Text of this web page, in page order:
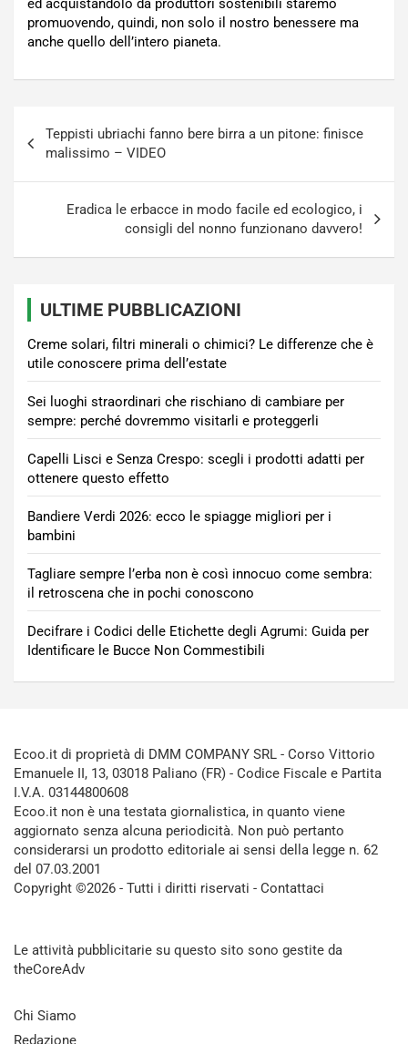
ed acquistandolo da produttori sostenibili staremo
promuovendo, quindi, non solo il nostro benessere ma
anche quello dell’intero pianeta.
articoli
Teppisti ubriachi fanno bere birra a un pitone: finisce
malissimo – VIDEO
Eradica le erbacce in modo facile ed ecologico, i
consigli del nonno funzionano davvero!
ULTIME PUBBLICAZIONI
Creme solari, filtri minerali o chimici? Le differenze che è
utile conoscere prima dell’estate
Sei luoghi straordinari che rischiano di cambiare per
sempre: perché dovremmo visitarli e proteggerli
Capelli Lisci e Senza Crespo: scegli i prodotti adatti per
ottenere questo effetto
Bandiere Verdi 2026: ecco le spiagge migliori per i
bambini
Tagliare sempre l’erba non è così innocuo come sembra:
il retroscena che in pochi conoscono
Decifrare i Codici delle Etichette degli Agrumi: Guida per
Identificare le Bucce Non Commestibili
Ecoo.it di proprietà di DMM COMPANY SRL - Corso Vittorio
Emanuele II, 13, 03018 Paliano (FR) - Codice Fiscale e Partita
I.V.A. 03144800608
Ecoo.it non è una testata giornalistica, in quanto viene
aggiornato senza alcuna periodicità. Non può pertanto
considerarsi un prodotto editoriale ai sensi della legge n. 62
del 07.03.2001
Copyright ©2026 - Tutti i diritti riservati - Contattaci
Le attività pubblicitarie su questo sito sono gestite da
theCoreAdv
Chi Siamo